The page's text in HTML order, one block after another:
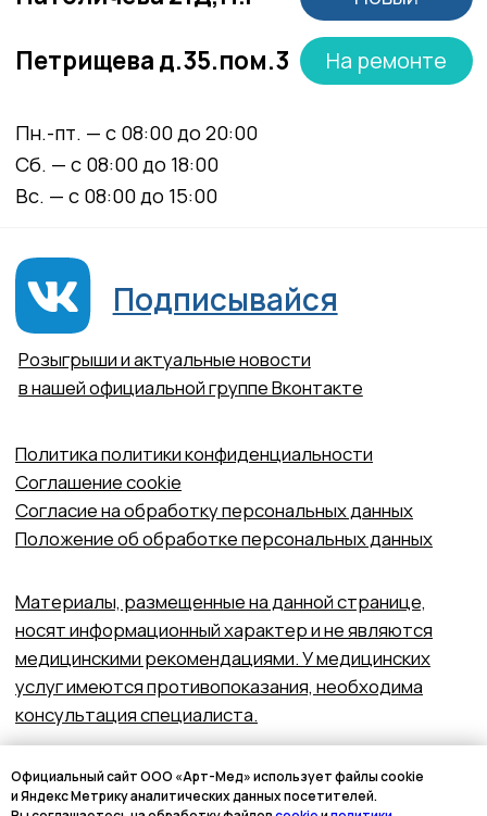
Официальный сайт ООО «Арт-Мед» использует файлы cookie
и Яндекс Метрику аналитических данных посетителей.